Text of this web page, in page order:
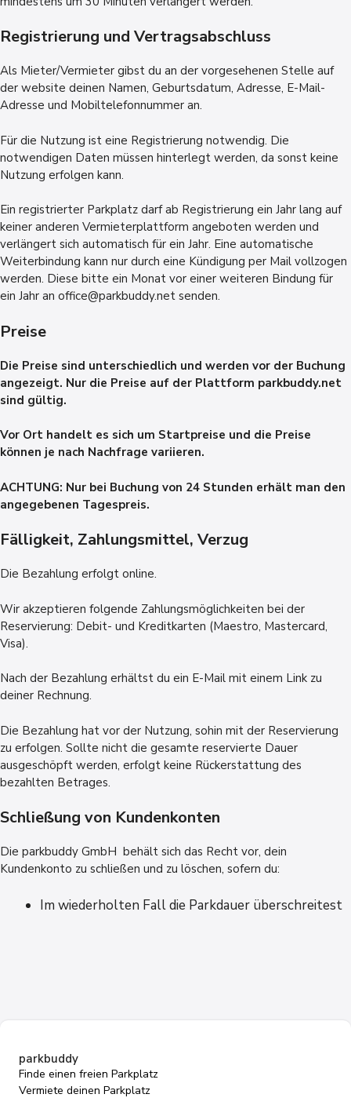
Registrierung und Vertragsabschluss
Als Mieter/Vermieter gibst du an der vorgesehenen Stelle auf
der website deinen Namen, Geburtsdatum, Adresse, E-Mail-
Adresse und Mobiltelefonnummer an.
Für die Nutzung ist eine Registrierung notwendig. Die
notwendigen Daten müssen hinterlegt werden, da sonst keine
Nutzung erfolgen kann.
Ein registrierter Parkplatz darf ab Registrierung ein Jahr lang auf
keiner anderen Vermieterplattform angeboten werden und
verlängert sich automatisch für ein Jahr. Eine automatische
Weiterbindung kann nur durch eine Kündigung per Mail vollzogen
werden. Diese bitte ein Monat vor einer weiteren Bindung für
ein Jahr an office@parkbuddy.net senden.
Preise
Die Preise sind unterschiedlich und werden vor der Buchung
angezeigt. Nur die Preise auf der Plattform parkbuddy.net
sind gültig.
Vor Ort handelt es sich um Startpreise und die Preise
können je nach Nachfrage variieren.
ACHTUNG: Nur bei Buchung von 24 Stunden erhält man den
angegebenen Tagespreis.
Fälligkeit, Zahlungsmittel, Verzug
Die Bezahlung erfolgt online.
Wir akzeptieren folgende Zahlungsmöglichkeiten bei der
Reservierung: Debit- und Kreditkarten (Maestro, Mastercard,
Visa).
Nach der Bezahlung erhältst du ein E-Mail mit einem Link zu
deiner Rechnung.
Die Bezahlung hat vor der Nutzung, sohin mit der Reservierung
zu erfolgen. Sollte nicht die gesamte reservierte Dauer
ausgeschöpft werden, erfolgt keine Rückerstattung des
bezahlten Betrages.
Schließung von Kundenkonten
Die parkbuddy GmbH behält sich das Recht vor, dein
Kundenkonto zu schließen und zu löschen, sofern du:
Im wiederholten Fall die Parkdauer überschreitest
parkbuddy
Finde einen freien Parkplatz
Vermiete deinen Parkplatz